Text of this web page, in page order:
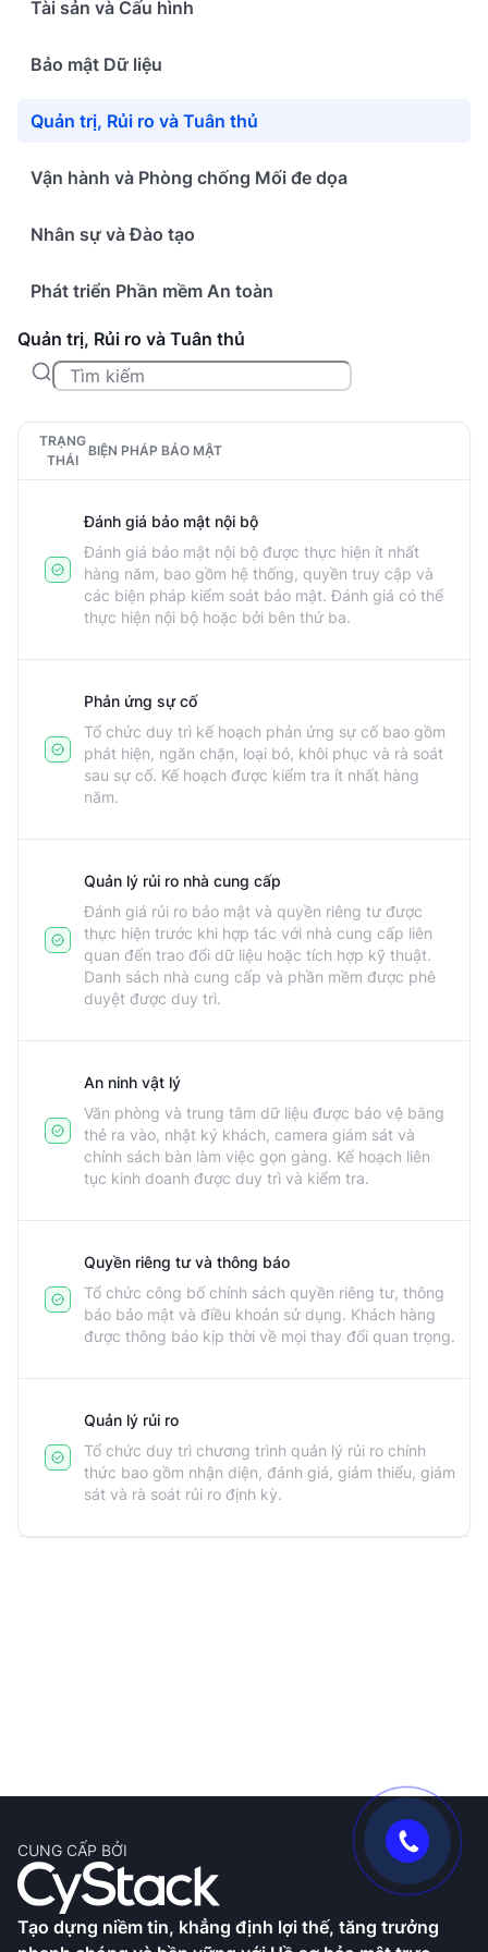
Tài sản và Cấu hình
Bảo mật Dữ liệu
Quản trị, Rủi ro và Tuân thủ
Vận hành và Phòng chống Mối đe dọa
Nhân sự và Đào tạo
Phát triển Phần mềm An toàn
Quản trị, Rủi ro và Tuân thủ
TRẠNG
THÁI
BIỆN PHÁP BẢO MẬT
Đánh giá bảo mật nội bộ
Đánh giá bảo mật nội bộ được thực hiện ít nhất
hàng năm, bao gồm hệ thống, quyền truy cập và
các biện pháp kiểm soát bảo mật. Đánh giá có thể
thực hiện nội bộ hoặc bởi bên thứ ba.
Phản ứng sự cố
Tổ chức duy trì kế hoạch phản ứng sự cố bao gồm
phát hiện, ngăn chặn, loại bỏ, khôi phục và rà soát
sau sự cố. Kế hoạch được kiểm tra ít nhất hàng
năm.
Quản lý rủi ro nhà cung cấp
Đánh giá rủi ro bảo mật và quyền riêng tư được
thực hiện trước khi hợp tác với nhà cung cấp liên
quan đến trao đổi dữ liệu hoặc tích hợp kỹ thuật.
Danh sách nhà cung cấp và phần mềm được phê
duyệt được duy trì.
An ninh vật lý
Văn phòng và trung tâm dữ liệu được bảo vệ bằng
thẻ ra vào, nhật ký khách, camera giám sát và
chính sách bàn làm việc gọn gàng. Kế hoạch liên
tục kinh doanh được duy trì và kiểm tra.
Quyền riêng tư và thông báo
Tổ chức công bố chính sách quyền riêng tư, thông
báo bảo mật và điều khoản sử dụng. Khách hàng
được thông báo kịp thời về mọi thay đổi quan trọng.
Quản lý rủi ro
Tổ chức duy trì chương trình quản lý rủi ro chính
thức bao gồm nhận diện, đánh giá, giảm thiểu, giám
sát và rà soát rủi ro định kỳ.
CUNG CẤP BỞI
Tạo dựng niềm tin, khẳng định lợi thế, tăng trưởng